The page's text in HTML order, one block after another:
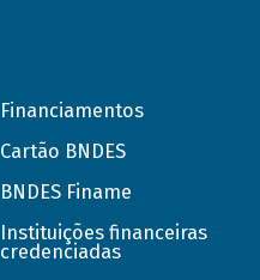
Financiamentos
Cartão BNDES
BNDES Finame
Instituições financeiras
credenciadas